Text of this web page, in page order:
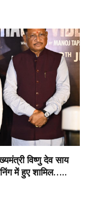
विष्णु देव साय
में हुए शामिल…..